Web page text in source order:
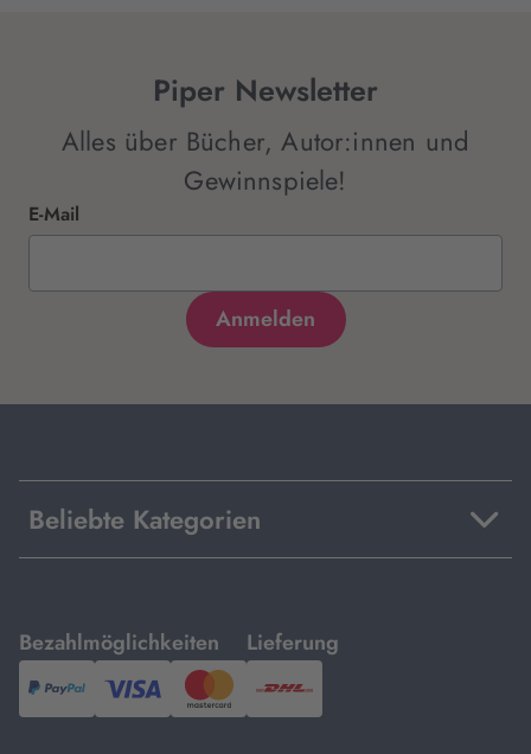
Piper Newsletter
Alles über Bücher, Autor:innen und
Gewinnspiele!
E-Mail
Beliebte Kategorien
Bezahlmöglichkeiten
mit
PayPal,Visa
und
Lieferung
mit
DHL.